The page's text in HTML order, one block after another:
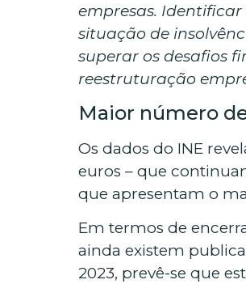
empresas.
situação de
superar os desafios
reestruturação
Maior número
Os dados do INE
euros – que
que apresentam o
Em termos de
ainda existem
2023, prevê-se que